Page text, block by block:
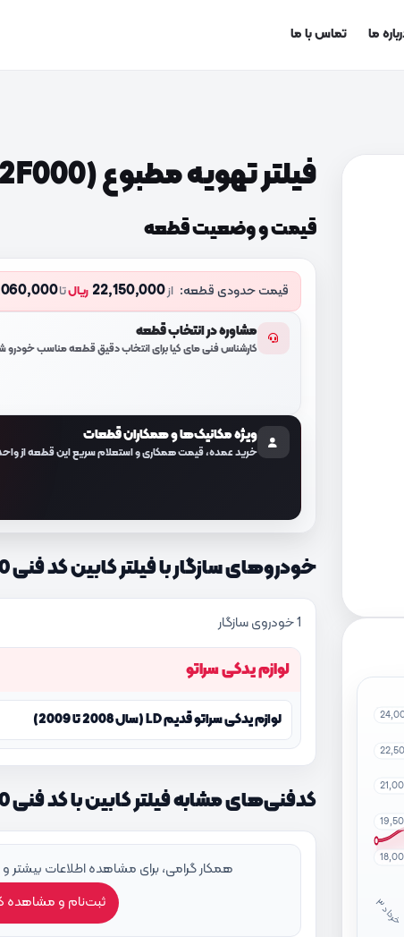
ما تماس با ما
خ
ر
داد
۳
فیلتر تهویه مطبوع (971332F000)
قیمت و وضعیت قطعه
قیمت حدودی قطعه: از22,150,000 ریالتا
مشاوره در انتخاب قطعه
کارشناس فنی مای کیا برای انتخاب دقیق قطعه مناسب
ویژه مکانیک‌ها و همکاران قطعات
خرید عمده، قیمت همکاری و استعلام سریع این قطعه از
خودروهای سازگار با فیلتر کابین کد فنی 971332F000
1 خودروی سازگار
لوازم یدکی سراتو
لوازم یدکی سراتو قدیم LD (سال 2008 تا 2009)
کدفنی‌های مشابه فیلتر کابین با کد فنی 971332F000
همکار گرامی، برای مشاهده اطلاعات
ثبت‌نام و مشاهده